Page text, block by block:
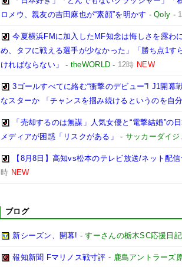
ロメウ、親友の吉田麻也が“素顔”を明かす -Qoly -
今夏横浜FMに加入したMF知念は悔しさを露わ
め、タフに戦える選手が少なかった」「勝ち点1す
ければならない」
- theWORLD - 12時 NEW
3ゴールすべてに絡む“衝撃のデビュー”! J1開
なスターか 「チャンスを掴み続けるというのを自
「売却するのは無謀」人気女優と“電撃結婚”
メディアが困惑「リスクがある」
- サッカーダイ
【8月8日】高知vs松本のテレビ放送/ネット配
時 NEW
ブログ
新シーズン、開幕! -すーさんの栃木SC応援日記
報知新聞 Fマリノス戦寸評 - 鹿島アントラーズ